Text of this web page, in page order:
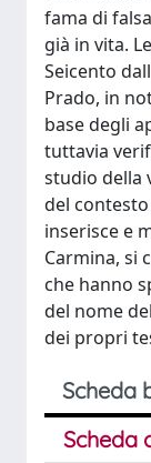
fama di
già in vita.
Seicento
Prado, in
base degli
tuttavia
studio della
del
inserisce e
Carmina, si
che hanno
del nome
dei propri
Scheda
Scheda